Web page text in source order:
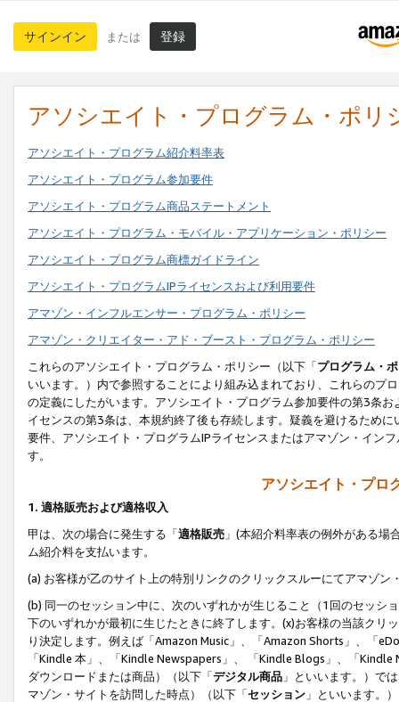
サインイン または 登録
アソシエイト・プログラム・ポリ
アソシエイト・プログラム紹介料率表
アソシエイト・プログラム参加要件
アソシエイト・プログラム商品ステートメント
アソシエイト・プログラム・モバイル・アプリケーション・ポリシー
アソシエイト・プログラム商標ガイドライン
アソシエイト・プログラムIPライセンスおよび利用要件
アマゾン・インフルエンサー・プログラム・ポリシー
アマゾン・クリエイター・アド・ブースト・プログラム・ポリシー
これらのアソシエイト・プログラム・ポリシー（以下「プログラム・
いいます。）内で参照することにより組み込まれており、これらのプ
の定義にしたがいます。アソシエイト・プログラム参加要件の第3条
イセンスの第3条は、本規約終了後も存続します。疑義を避けるため
要件、アソシエイト・プログラムIPライセンスまたはアマゾン・イン
す。
アソシエイト・プロ
1. 適格販売および適格収入
甲は、次の場合に発生する「適格販売 」(本紹介料率表の例外がある
ム紹介料を支払います。
(a) お客様が乙のサイト上の特別リンクのクリックスルーにてアマゾン
(b) 同一のセッション中に、次のいずれかが生じること（1回のセッシ
下のいずれかが最初に生じたときに終了します。(x)お客様の当該ク
り決定します。例えば「Amazon Music」、「Amazon Shorts」、「
「Kindle 本」、「Kindle Newspapers」、 「Kindle Blogs」、「
ダウンロードまたは商品）（以下「デジタル商品 」といいます。）で
マゾン・サイトを訪問した時点）（以下「セッション 」といいます。